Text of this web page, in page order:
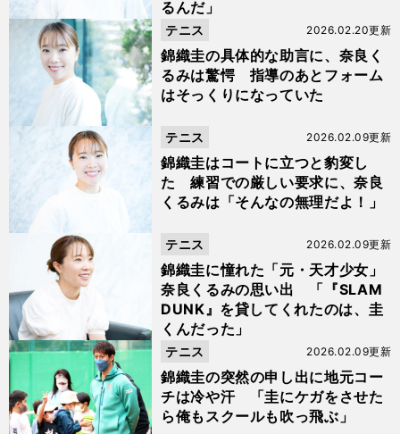
るんだ」
錦織圭の具体的な助言に、奈良く
るみは驚愕 指導のあとフォーム
はそっくりになっていた
2026.02.20更新
テニス
錦織圭はコートに立つと豹変し
た 練習での厳しい要求に、奈良
くるみは「そんなの無理だよ！」
2026.02.09更新
テニス
錦織圭に憧れた「元・天才少女」
奈良くるみの思い出 「『SLAM
DUNK』を貸してくれたのは、圭
くんだった」
2026.02.09更新
テニス
錦織圭の突然の申し出に地元コー
チは冷や汗 「圭にケガをさせた
ら俺もスクールも吹っ飛ぶ」
2026.02.09更新
テニス